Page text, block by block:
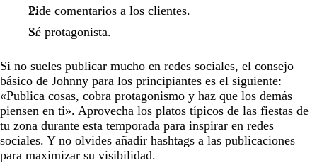
Pide comentarios a los clientes.
Sé protagonista.
Si no sueles publicar mucho en redes sociales, el consejo
básico de Johnny para los principiantes es el siguiente:
«Publica cosas, cobra protagonismo y haz que los demás
piensen en ti». Aprovecha los platos típicos de las fiestas de
tu zona durante esta temporada para inspirar en redes
sociales. Y no olvides añadir hashtags a las publicaciones
para maximizar su visibilidad.